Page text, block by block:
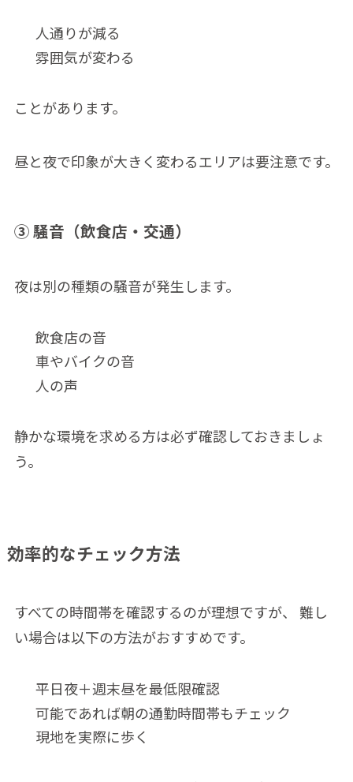
人通りが減る
雰囲気が変わる
ことがあります。
昼と夜で印象が大きく変わるエリアは要注意です。
③ 騒音（飲食店・交通）
夜は別の種類の騒音が発生します。
飲食店の音
車やバイクの音
人の声
静かな環境を求める方は必ず確認しておきましょ
う。
効率的なチェック方法
すべての時間帯を確認するのが理想ですが、 難し
い場合は以下の方法がおすすめです。
平日夜＋週末昼を最低限確認
可能であれば朝の通勤時間帯もチェック
現地を実際に歩く